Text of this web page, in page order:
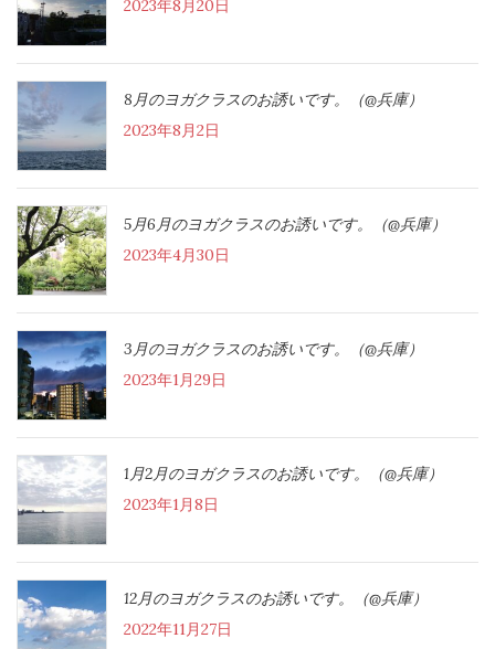
2023年8月20日
8月のヨガクラスのお誘いです。（@兵庫）
2023年8月2日
5月6月のヨガクラスのお誘いです。（@兵庫）
2023年4月30日
3月のヨガクラスのお誘いです。（@兵庫）
2023年1月29日
1月2月のヨガクラスのお誘いです。（@兵庫）
2023年1月8日
12月のヨガクラスのお誘いです。（@兵庫）
2022年11月27日